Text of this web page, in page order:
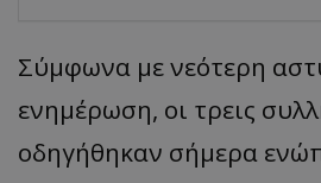
Σύμφωνα με νεότερη
ενημέρωση, οι τρεις
οδηγήθηκαν σήμερα